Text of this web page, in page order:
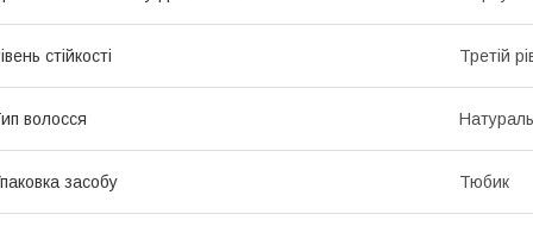
стійкості Третій
волосся
засобу Тюбик